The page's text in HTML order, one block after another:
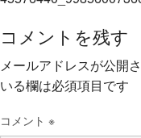
コメントを残す
メールアドレスが公開
いる欄は必須項目です
コメント ※